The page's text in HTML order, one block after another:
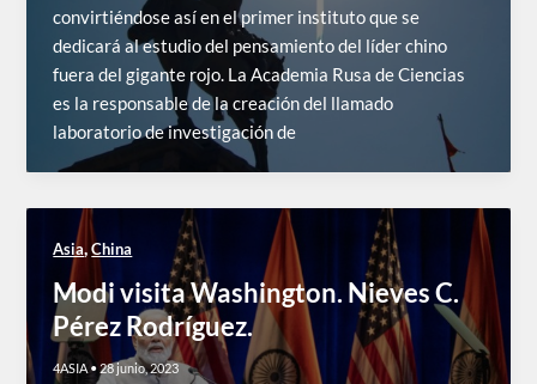
convirtiéndose así en el primer instituto que se
dedicará al estudio del pensamiento del líder chino
fuera del gigante rojo. La Academia Rusa de Ciencias
es la responsable de la creación del llamado
laboratorio de investigación de
Asia,China
Modi visita Washington. Nieves C.
Pérez Rodríguez.
4ASIA • 28 junio, 2023